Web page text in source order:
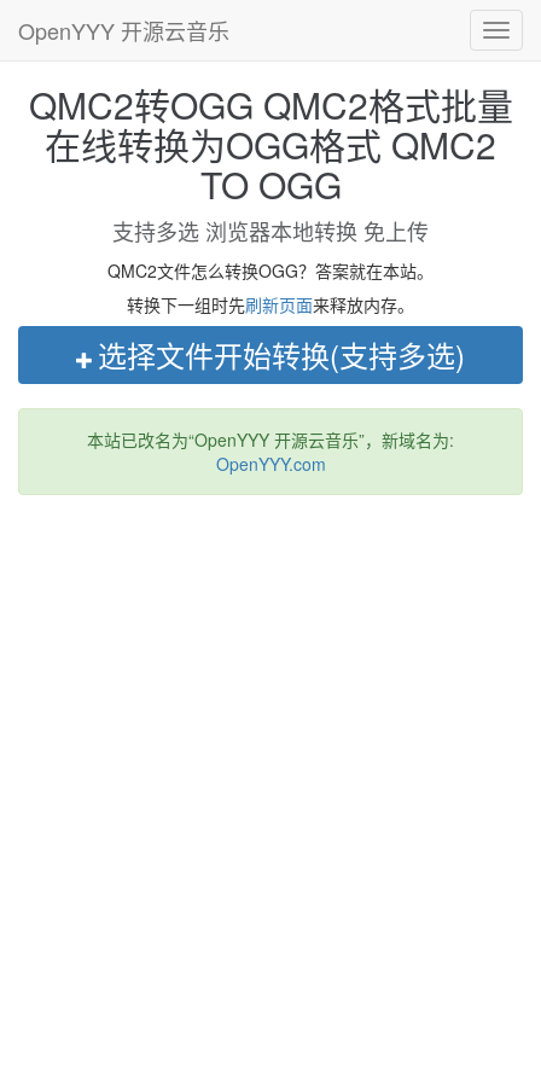
OpenYYY 开源云音乐
QMC2转OGG QMC2格式批量
在线转换为OGG格式 QMC2
TO OGG
支持多选 浏览器本地转换 免上传
QMC2文件怎么转换OGG？答案就在本站。
转换下一组时先刷新页面来释放内存。
选择文件开始转换(支持多选)
本站已改名为“OpenYYY 开源云音乐”，新域名为:
OpenYYY.com